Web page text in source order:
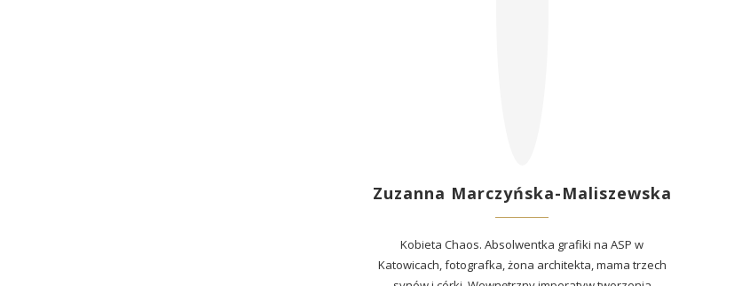
Zuzanna Marczyńska-Maliszewska
Kobieta Chaos. Absolwentka grafiki na ASP w
Katowicach, fotografka, żona architekta, mama trzech